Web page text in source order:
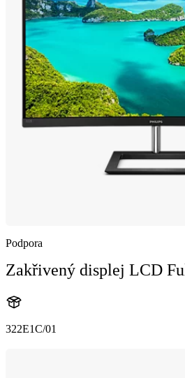
Podpora
Zakřivený displej LCD
322E1C/01